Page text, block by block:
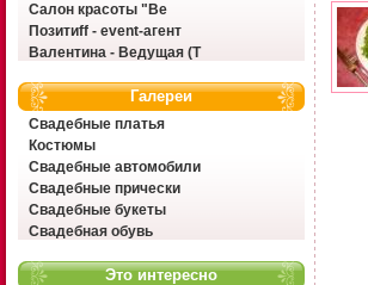
Салон красоты "Ве
Позитиff - event-агент
Валентина - Ведущая (Т
Галереи
Свадебные платья
Костюмы
Свадебные автомобили
Свадебные прически
Свадебные букеты
Свадебная обувь
Это интересно